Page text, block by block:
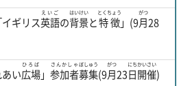
イギリス英語
えいご
の背景
はいけい
と特徴
とくちょう
」(9月
がつ
28
い広場
ひろば
」 参加者
さんかしゃ
募集
ぼしゅう
(9月
がつ
23日
にち
開催
かいさい
)